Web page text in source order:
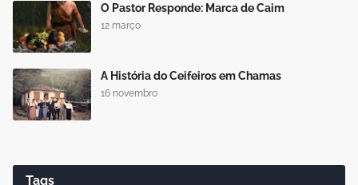
O Pastor Responde: Marca de Caim
12 março
A História do Ceifeiros em Chamas
16 novembro
Tags